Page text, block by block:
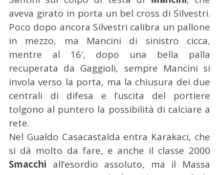
aveva girato in porta un bel cross di Silvestri.
Poco dopo ancora Silvestri calibra un pallone
in mezzo, ma Mancini di sinistro cicca,
mentre al 16′, dopo una bella palla
recuperata da Gaggioli, sempre Mancini si
invola verso la porta, ma la chiusura dei due
centrali di difesa e l’uscita del portiere
tolgono al puntero la possibilità di calciare a
rete.
Nel Gualdo Casacastalda entra Karakaci, che
si dà molto da fare, e anche il classe 2000
Smacchi all’esordio assoluto, ma il Massa
C
e